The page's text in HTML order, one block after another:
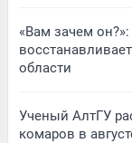
«Вам зачем
области
Ученый АлтГУ
комаров в